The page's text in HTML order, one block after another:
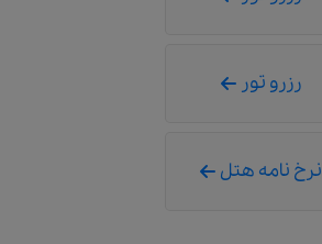
رزرو تور
نرخ نامه هتل